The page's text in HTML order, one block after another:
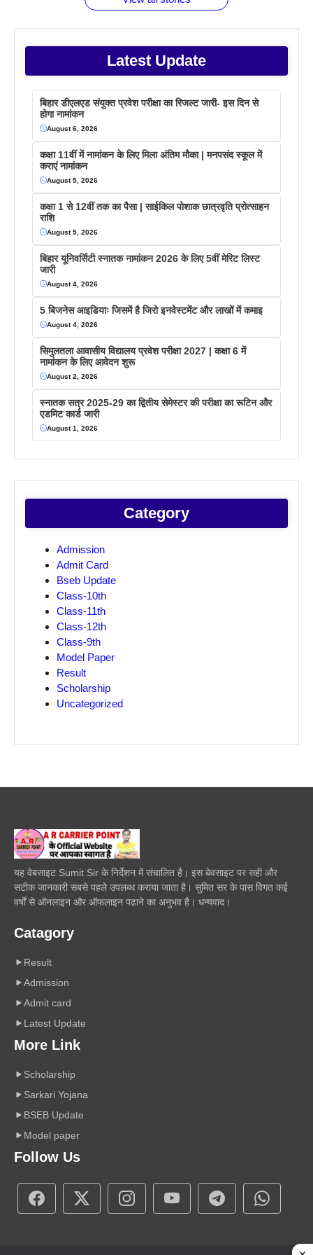
Latest Update
बिहार डीएलएड संयुक्त प्रवेश परीक्षा का रिजल्ट जारी- इस दिन से
होगा नामांकन
August 6, 2026
कक्षा 11वीं में नामांकन के लिए मिला अंतिम मौका | मनपसंद स्कूल में
कराएं नामांकन
August 5, 2026
कक्षा 1 से 12वीं तक का पैसा | साईकिल पोशाक छात्रवृति प्रोत्साहन
राशि
August 5, 2026
बिहार यूनिवर्सिटी स्नातक नामांकन 2026 के लिए 5वीं मेरिट लिस्ट
जारी
August 4, 2026
5 बिजनेस आइडियाः जिसमें है जिरो इनवेस्टमेंट और लाखों में कमाइ
August 4, 2026
सिमुलतला आवासीय विद्यालय प्रवेश परीक्षा 2027 | कक्षा 6 में
नामांकन के लिए आवेदन शुरू
August 2, 2026
स्नातक सत्र 2025-29 का द्वितीय सेमेस्टर की परीक्षा का रूटिन और
एडमिट कार्ड जारी
August 1, 2026
Category
Admission
Admit Card
Bseb Update
Class-10th
Class-11th
Class-12th
Class-9th
Model Paper
Result
Scholarship
Uncategorized
यह वेबसाइट Sumit Sir के निर्देशन में संचालित है। इस बेवसाइट पर सही और
सटीक जानकारी सबसे पहले उपलब्ध कराया जाता है। सुमित सर के पास विगत कई
वर्षों से ऑनलाइन और ऑफलाइन पढाने का अनुभव है। धन्यवाद।
Catagory
Result
Admission
Admit card
Latest Update
More Link
Scholarship
Sarkari Yojana
BSEB Update
Model paper
Follow Us